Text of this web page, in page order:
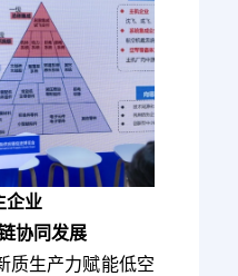
企业
协同发展
质生产力赋能低空